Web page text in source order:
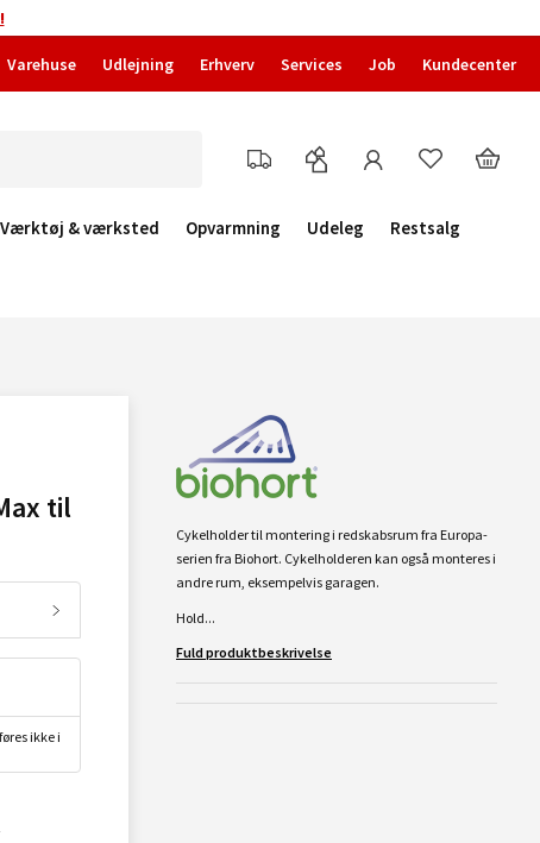
Varehuse Udlejning Erhverv Services Job Kundecenter
Værktøj & værksted Opvarmning Udeleg
Restsalg
til
ikke i
Cykelholder til montering i redskabsrum fra Europa-
serien fra Biohort. Cykelholderen kan også monteres i
andre rum, eksempelvis garagen.
Hold...
Fuld produktbeskrivelse